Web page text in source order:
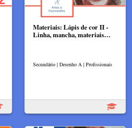
Materiais: Lápis de cor II -
Linha, mancha, materiais…
Secundário | Desenho A | Profissionais